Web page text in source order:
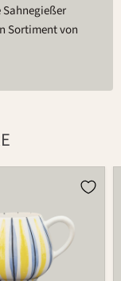
Sahnegießer
Sortiment von